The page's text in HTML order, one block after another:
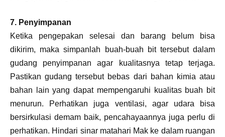
7. Penyimpanan
Ketika pengepakan selesai dan barang belum bisa
dikirim, maka simpanlah buah-buah bit tersebut dalam
gudang penyimpanan agar kualitasnya tetap terjaga.
Pastikan gudang tersebut bebas dari bahan kimia atau
bahan lain yang dapat mempengaruhi kualitas buah bit
menurun. Perhatikan juga ventilasi, agar udara bisa
bersirkulasi demam baik, pencahayaannya juga perlu di
perhatikan. Hindari sinar matahari Mak ke dalam ruangan